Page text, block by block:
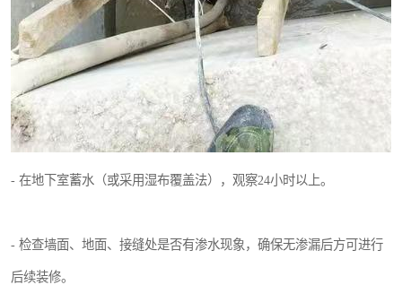
- 在地下室蓄水（或采用湿布覆盖法），观察24小时以上。
- 检查墙面、地面、接缝处是否有渗水现象，确保无渗漏后方可进行
后续装修。